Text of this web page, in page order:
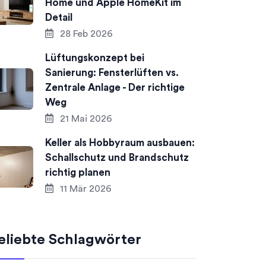
Home und Apple HomeKit im
Detail
28 Feb 2026
Lüftungskonzept bei
Sanierung: Fensterlüften vs.
Zentrale Anlage - Der richtige
Weg
21 Mai 2026
Keller als Hobbyraum ausbauen:
Schallschutz und Brandschutz
richtig planen
11 Mär 2026
Schlagwörter